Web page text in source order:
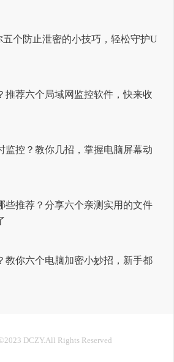
个防止泄密的小技巧，轻松守护U
推荐六个局域网监控软件，快来收
监控？教你几招，掌握电脑屏幕动
些推荐？分享六个亲测实用的文件
教你六个电脑加密小妙招，新手都
DCZY.All Rights Reserved